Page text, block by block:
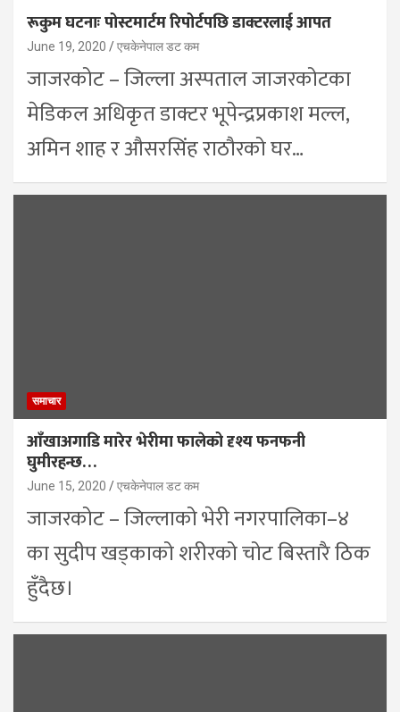
रूकुम घटनाः पोस्टमार्टम रिपोर्टपछि डाक्टरलाई आपत
June 19, 2020 एचकेनेपाल डट कम
जाजरकोट – जिल्ला अस्पताल जाजरकोटका
मेडिकल अधिकृत डाक्टर भूपेन्द्रप्रकाश मल्ल,
अमिन शाह र औसरसिंह राठौरको घर…
समाचार
आँखाअगाडि मारेर भेरीमा फालेको दृश्य फनफनी
घुमीरहन्छ…
June 15, 2020 एचकेनेपाल डट कम
जाजरकोट – जिल्लाको भेरी नगरपालिका–४
का सुदीप खड्काको शरीरको चोट बिस्तारै ठिक
हुँदैछ।